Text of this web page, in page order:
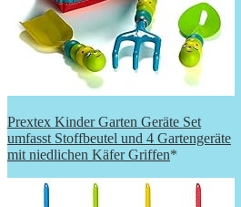
Prextex Kinder Garten Geräte Set
umfasst Stoffbeutel und 4 Gartengeräte
mit niedlichen Käfer Griffen*